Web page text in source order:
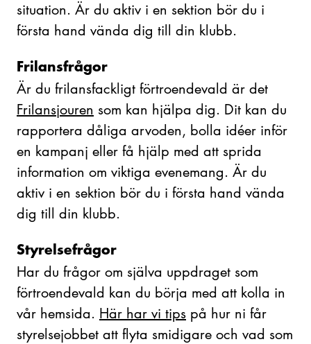
situation. Är du aktiv i en sektion bör du i
första hand vända dig till din klubb.
Frilansfrågor
Är du frilansfackligt förtroendevald är det
Frilansjouren som kan hjälpa dig. Dit kan du
rapportera dåliga arvoden, bolla idéer inför
en kampanj eller få hjälp med att sprida
information om viktiga evenemang. Är du
aktiv i en sektion bör du i första hand vända
dig till din klubb.
Styrelsefrågor
Har du frågor om själva uppdraget som
förtroendevald kan du börja med att kolla in
vår hemsida. Här har vi tips på hur ni får
styrelsejobbet att flyta smidigare och vad som